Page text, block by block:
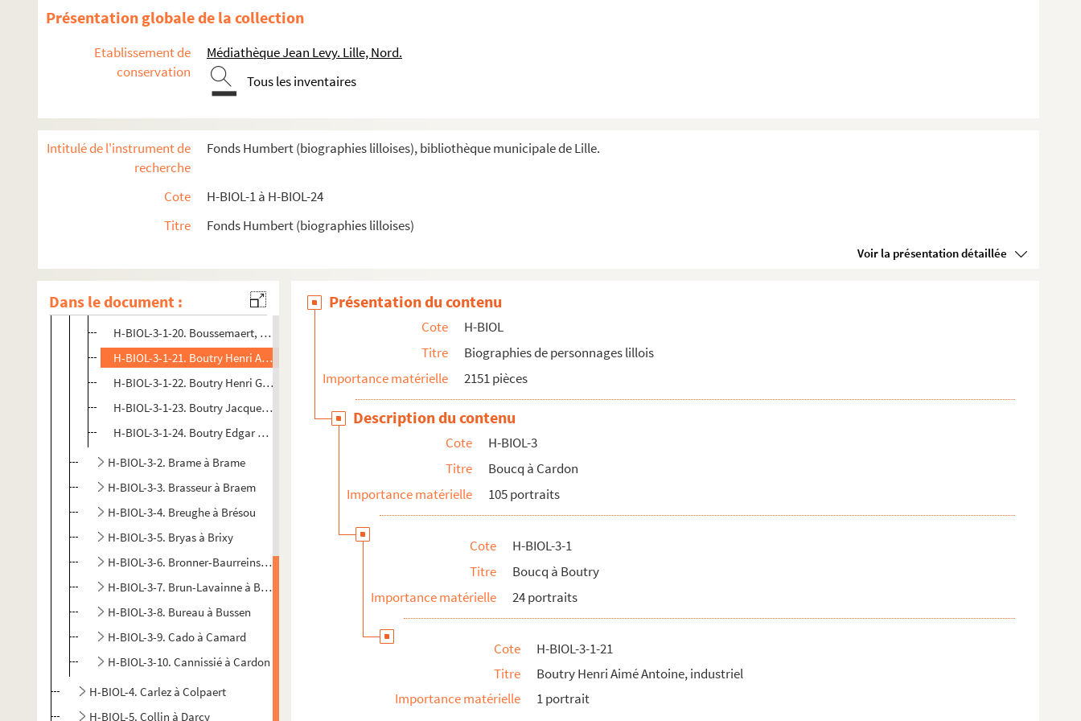
Présentation globale de la collection
Etablissement de
conservation
Médiathèque Jean Levy. Lille, Nord.
Tous les inventaires
Intitulé de l'instrument de
recherche
Fonds Humbert (biographies lilloises), bibliothèque municipale de Lille.
Cote
H-BIOL-1 à H-BIOL-24
Titre
Fonds Humbert (biographies lilloises)
Voir la présentation détaillée
Dans le document :
H-BIOL-3-1-7. Bourdon Mathilde Lippens, écrivain
H-BIOL-3-1-9. Bouillon Pierre, compositeur de musique
H-BIOL-3-1-10. Bouttemans, chansonnier
H-BIOL-3-1-12. Bourelle, musicien
H-BIOL-3-1-13. Bourignon Antoinette, visionnaire
H-BIOL-3-1-16. Boutteau Désiré, journaliste
H-BIOL-3-1-18. Bodin, poète
H-BIOL-3-1-19. Bodin Archange, artiste peintre
H-BIOL-3-1-20. Boussemaert, officier municipal
H-BIOL-3-1-21. Boutry Henri Aimé Antoine, industriel
H-BIOL-3-1-22. Boutry Henri Gustave Désiré
H-BIOL-3-1-23. Boutry Jacques, charron
H-BIOL-3-1-24. Boutry Edgar Henri, artiste sculpteur
H-BIOL-3-2. Brame à Brame
H-BIOL-3-3. Brasseur à Braem
H-BIOL-3-4. Breughe à Brésou
H-BIOL-3-5. Bryas à Brixy
H-BIOL-3-6. Bronner-Baurreins à Brousse
H-BIOL-3-7. Brun-Lavainne à Bryan
H-BIOL-3-8. Bureau à Bussen
H-BIOL-3-9. Cado à Camard
H-BIOL-3-10. Cannissié à Cardon
H-BIOL-4. Carlez à Colpaert
H-BIOL-5. Collin à Darcy
Présentation du contenu
Cote
H-BIOL
Titre
Biographies de personnages lillois
Importance matérielle
2151 pièces
Description du contenu
Cote
H-BIOL-3
Titre
Boucq à Cardon
Importance matérielle
105 portraits
Cote
H-BIOL-3-1
Titre
Boucq à Boutry
Importance matérielle
24 portraits
Cote
H-BIOL-3-1-21
Titre
Boutry Henri Aimé Antoine, industriel
Importance matérielle
1 portrait